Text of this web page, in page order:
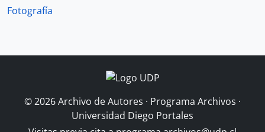
Fotografía
© 2026 Archivo de Autores · Programa Archivos ·
Universidad Diego Portales